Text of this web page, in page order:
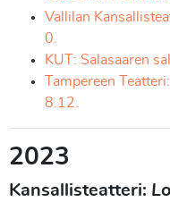
Vallilan
0.
KUT: Salasaaren
Tampereen
8.12.
2023
Kansallisteatteri: